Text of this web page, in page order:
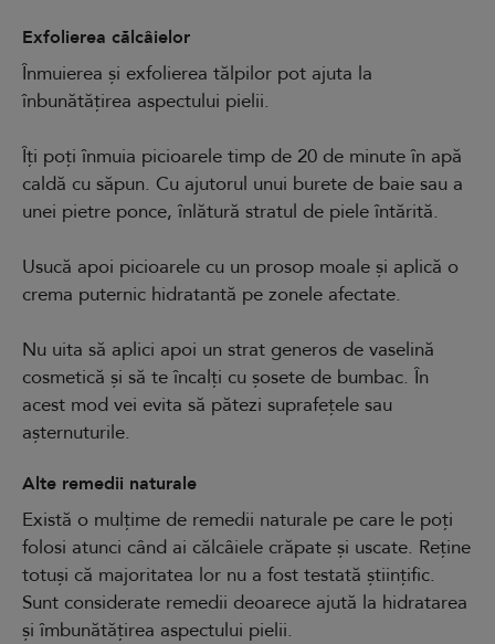
Exfolierea călcâielor
Înmuierea și exfolierea tălpilor pot ajuta la
înbunătățirea aspectului pielii.
Îți poți înmuia picioarele timp de 20 de minute în apă
caldă cu săpun. Cu ajutorul unui burete de baie sau a
unei pietre ponce, înlătură stratul de piele întărită.
Usucă apoi picioarele cu un prosop moale și aplică o
crema puternic hidratantă pe zonele afectate.
Nu uita să aplici apoi un strat generos de vaselină
cosmetică și să te încalți cu șosete de bumbac. În
acest mod vei evita să pătezi suprafețele sau
așternuturile.
Alte remedii naturale
Există o mulțime de remedii naturale pe care le poți
folosi atunci când ai călcâiele crăpate și uscate. Reține
totuși că majoritatea lor nu a fost testată științific.
Sunt considerate remedii deoarece ajută la hidratarea
și îmbunătățirea aspectului pielii.